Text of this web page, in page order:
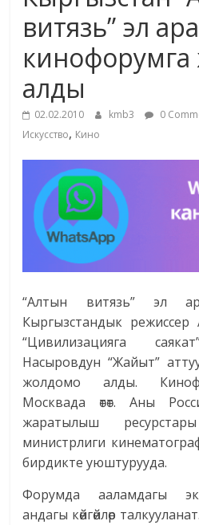
маданияты
жана
адабияты
витязь” эл
алды
02.02.2010 kmb3 0
Искусство, Кино
“Алтын витязь” эл
Кыргызстандык
“Цивилизацияга
Насыровдун “Жайыт”
жолдомо алды.
Москвада өтөт. Аны
жаратылыш
министрлиги
бирдикте уюштурууда.
Форумда ааламдагы
андагы көйгөйлөр